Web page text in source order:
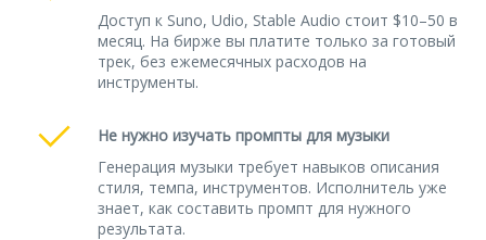
Доступ к Suno, Udio, Stable Audio стоит $10–50 в
месяц. На бирже вы платите только за готовый
трек, без ежемесячных расходов на
инструменты.
Не нужно изучать промпты для музыки
Генерация музыки требует навыков описания
стиля, темпа, инструментов. Исполнитель уже
знает, как составить промпт для нужного
результата.